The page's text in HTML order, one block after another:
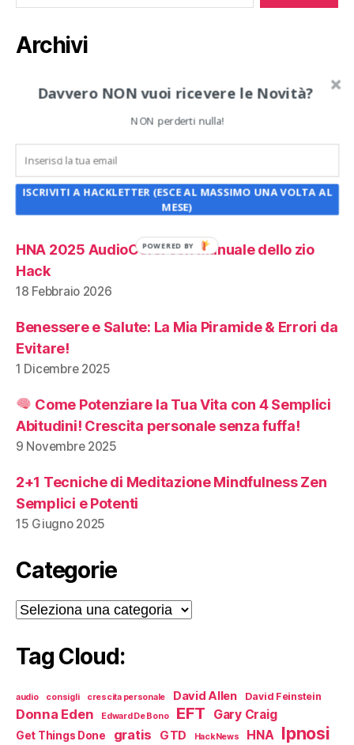
Archivi
Articoli recenti:
Hack
18 Marzo 2026
HNA 2025 AudioCorsi con Manuale dello zio
Hack
18 Febbraio 2026
Benessere e Salute: La Mia Piramide & Errori da
Evitare!
1 Dicembre 2025
Come Potenziare la Tua Vita con 4 Semplici
Abitudini! Crescita personale senza fuffa!
9 Novembre 2025
2+1 Tecniche di Meditazione Mindfulness Zen
Semplici e Potenti
15 Giugno 2025
Categorie
Categorie
Tag Cloud:
audio consigli crescita personale David Allen David Feinstein
Donna Eden Edward De Bono EFT Gary Craig
Get Things Done gratis GTD HackNews HNA Ipnosi
Davvero NON vuoi ricevere le Novità?
NON perderti nulla!
ISCRIVITI A HACKLETTER (ESCE AL MASSIMO UNA VOLTA AL
MESE)
POWERED BY